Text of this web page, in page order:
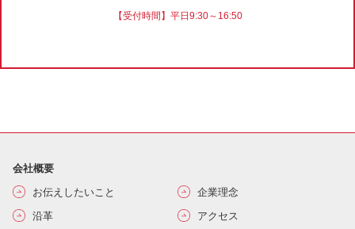
【受付時間】平日9:30～16:50
会社概要
お伝えしたいこと
企業理念
沿革
アクセス